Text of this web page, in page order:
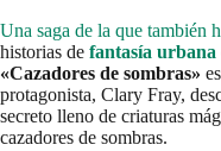
Una saga de la que también
historias de fantasía urbana
«Cazadores de sombras»
protagonista, Clary Fray,
secreto lleno de criaturas
cazadores de sombras.